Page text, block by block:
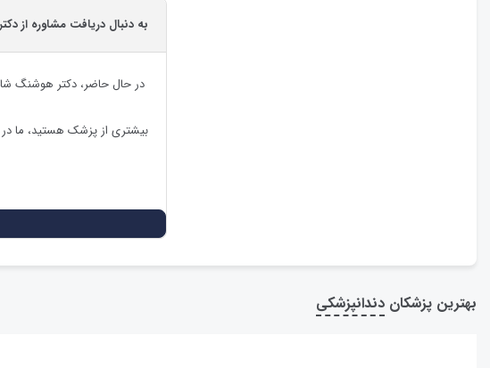
به دنبال دریافت مشاوره از
در حال حاضر، دکتر هوشنگ
بیشتری از پزشک هستید، ما
بهترین پزشکان دندانپزشکی